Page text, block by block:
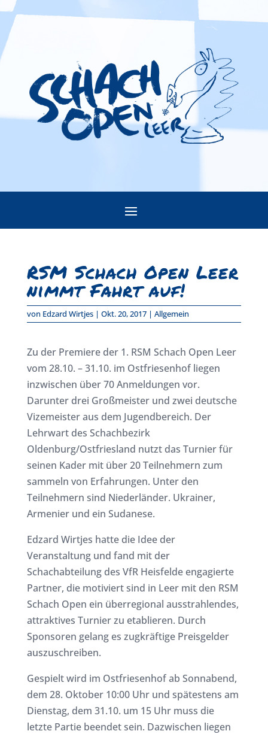
RSM Schach Open Leer
nimmt Fahrt auf!
von Edzard Wirtjes| Okt. 20, 2017| Allgemein
Zu der Premiere der 1. RSM Schach Open Leer
vom 28.10. – 31.10. im Ostfriesenhof liegen
inzwischen über 70 Anmeldungen vor.
Darunter drei Großmeister und zwei deutsche
Vizemeister aus dem Jugendbereich. Der
Lehrwart des Schachbezirk
Oldenburg/Ostfriesland nutzt das Turnier für
seinen Kader mit über 20 Teilnehmern zum
sammeln von Erfahrungen. Unter den
Teilnehmern sind Niederländer. Ukrainer,
Armenier und ein Sudanese.
Edzard Wirtjes hatte die Idee der
Veranstaltung und fand mit der
Schachabteilung des VfR Heisfelde engagierte
Partner, die motiviert sind in Leer mit den RSM
Schach Open ein überregional ausstrahlendes,
attraktives Turnier zu etablieren. Durch
Sponsoren gelang es zugkräftige Preisgelder
auszuschreiben.
Gespielt wird im Ostfriesenhof ab Sonnabend,
dem 28. Oktober 10:00 Uhr und spätestens am
Dienstag, dem 31.10. um 15 Uhr muss die
letzte Partie beendet sein. Dazwischen liegen